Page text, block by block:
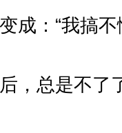
成：“我搞
，总是不了